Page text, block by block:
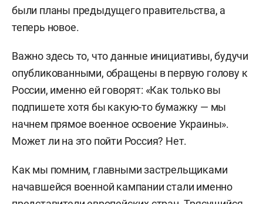
были планы предыдущего правительства, а
теперь новое.
Важно здесь то, что данные инициативы, будучи
опубликованными, обращены в первую голову к
России, именно ей говорят: «Как только вы
подпишете хотя бы какую-то бумажку — мы
начнем прямое военное освоение Украины».
Может ли на это пойти Россия? Нет.
Как мы помним, главными застрельщиками
начавшейся военной кампании стали именно